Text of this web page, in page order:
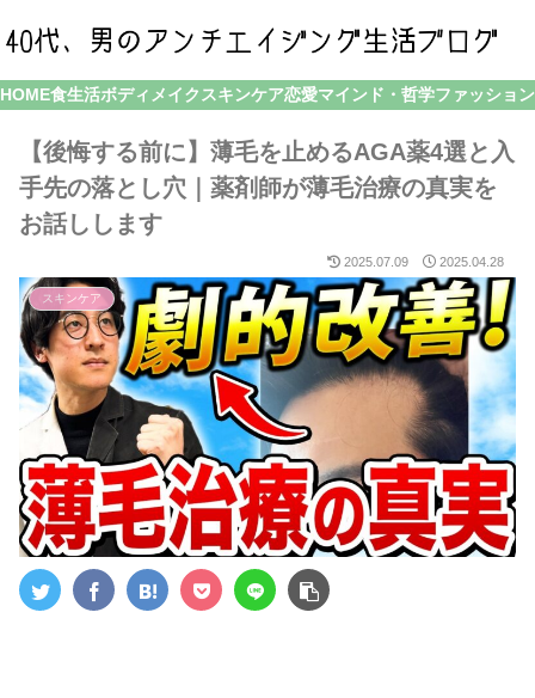
HOME食生活ボディメイク スキンケア恋愛マインド・哲学ファッション
【後悔する前に】薄毛を止めるAGA薬4選と入
手先の落とし穴｜薬剤師が薄毛治療の真実を
お話しします
2025.07.09 2025.04.28
スキンケア